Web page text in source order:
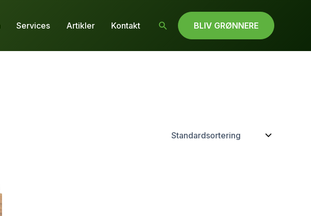
Services Artikler Kontakt Søg BLIV GRØNNERE